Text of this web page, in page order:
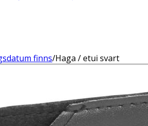
finns/Haga / etui svart